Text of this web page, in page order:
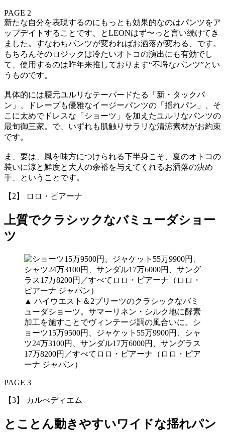
PAGE 2
新たな自分を表現するのにもっとも効果的なのはパンツをア
ップデイトすることです、とLEONはず〜っと言い続けてき
ました。すなわちパンツが変わればお洒落が変わる、です。
もちろんそのロジックは冷たいオトコの演出にも有効でし
て、使用するのは昨年来推しております“不埒なパンツ”とい
うものです。
具体的には腰元ユルリなテーパードたる「新・タックパ
ン」、ドレープも優雅なイージーパンツの「揺れパン」、そ
こに太めでドレスな「ショーツ」を加えたユルリなパンツの
最旬御三家。で、いずれも肌触りサラリな清涼素材がお約束
です。
ま、要は、風を味方につけられる下半身こそ、夏のオトコの
装いに涼と鮮度と大人の余裕を与えてくれるお洒落の決め
手、ということです。
【2】 ロロ・ピアーナ
上質でクラシックなバミューダショー
ツ
▲ ハイウエスト＆2プリーツのクラシックなバミ
ューダショーツ。サマーリネン・シルク地に酵素
加工を施すことでヴィンテージ調の風合いに。シ
ョーツ15万9500円、ジャケット55万9900円、シャ
ツ24万3100円、サンダル17万6000円、サングラス
17万8200円／すべてロロ・ピアーナ（ロロ・ピア
ーナ ジャパン）
PAGE 3
【3】 カルぺディエム
とことん動きやすいワイドな揺れパン